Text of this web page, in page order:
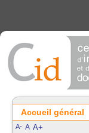
Accueil général
A- A A+